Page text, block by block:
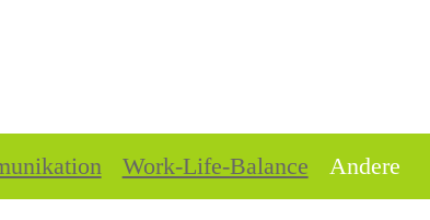
Work-Life-Balance Andere